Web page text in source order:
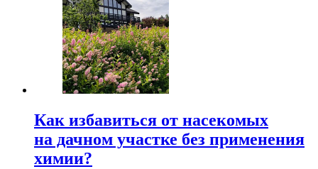
Как избавиться от насекомых
на дачном участке без применения
химии?